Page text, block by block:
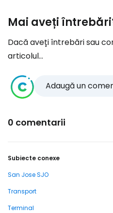
Mai aveți
Dacă aveți întrebări sau
articolul...
Adaugă un
0 comentarii
Subiecte conexe
San Jose SJO
Transport
Terminal